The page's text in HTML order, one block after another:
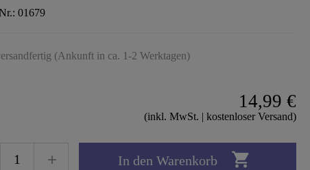
01679
(Ankunft in ca. 1-2 Werktagen)
14,99 €
(inkl. MwSt. | kostenloser Versand)
In den Warenkorb 